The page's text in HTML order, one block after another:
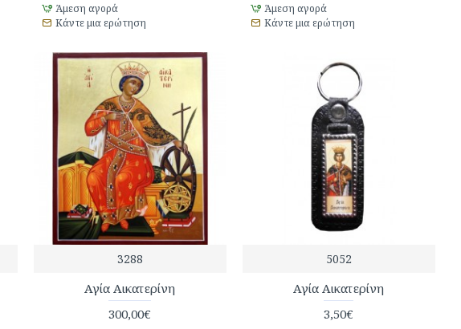
Άμεση αγορά
Κάντε μια ερώτηση
Άμεση αγορά
Κάντε μια ερώτηση
3288
Αγία Αικατερίνη
300,00€
5052
Αγία Αικατερίνη
3,50€